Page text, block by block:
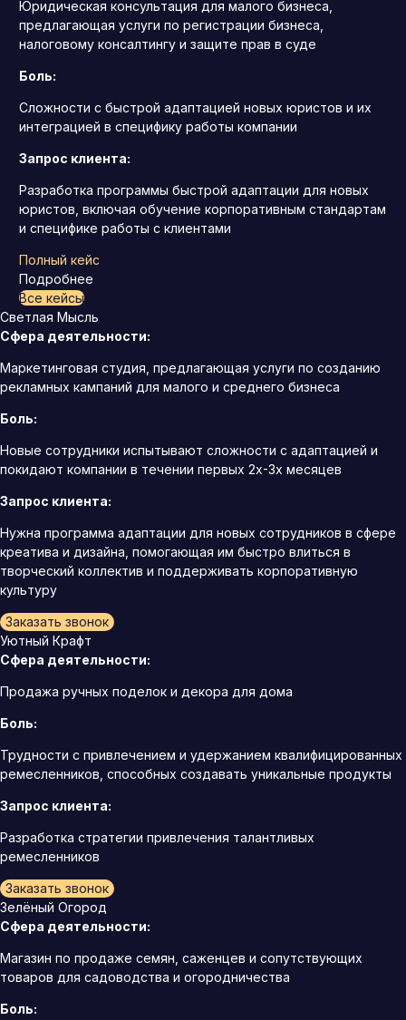
Юридическая консультация для малого бизнеса,
предлагающая услуги по регистрации бизнеса,
налоговому консалтингу и защите прав в суде
Боль:
Сложности с быстрой адаптацией новых юристов и их
интеграцией в специфику работы компании
Запрос клиента:
Разработка программы быстрой адаптации для новых
юристов, включая обучение корпоративным стандартам
и специфике работы с клиентами
Полный кейс
Подробнее
Все кейсы
Светлая Мысль
Сфера деятельности:
Маркетинговая студия, предлагающая услуги по созданию
рекламных кампаний для малого и среднего бизнеса
Боль:
Новые сотрудники испытывают сложности с адаптацией и
покидают компании в течении первых 2х-3х месяцев
Запрос клиента:
Нужна программа адаптации для новых сотрудников в сфере
креатива и дизайна, помогающая им быстро влиться в
творческий коллектив и поддерживать корпоративную
культуру
Заказать звонок
Уютный Крафт
Сфера деятельности:
Продажа ручных поделок и декора для дома
Боль:
Трудности с привлечением и удержанием квалифицированных
ремесленников, способных создавать уникальные продукты
Запрос клиента:
Разработка стратегии привлечения талантливых
ремесленников
Заказать звонок
Зелёный Огород
Сфера деятельности:
Магазин по продаже семян, саженцев и сопутствующих
товаров для садоводства и огородничества
Боль: